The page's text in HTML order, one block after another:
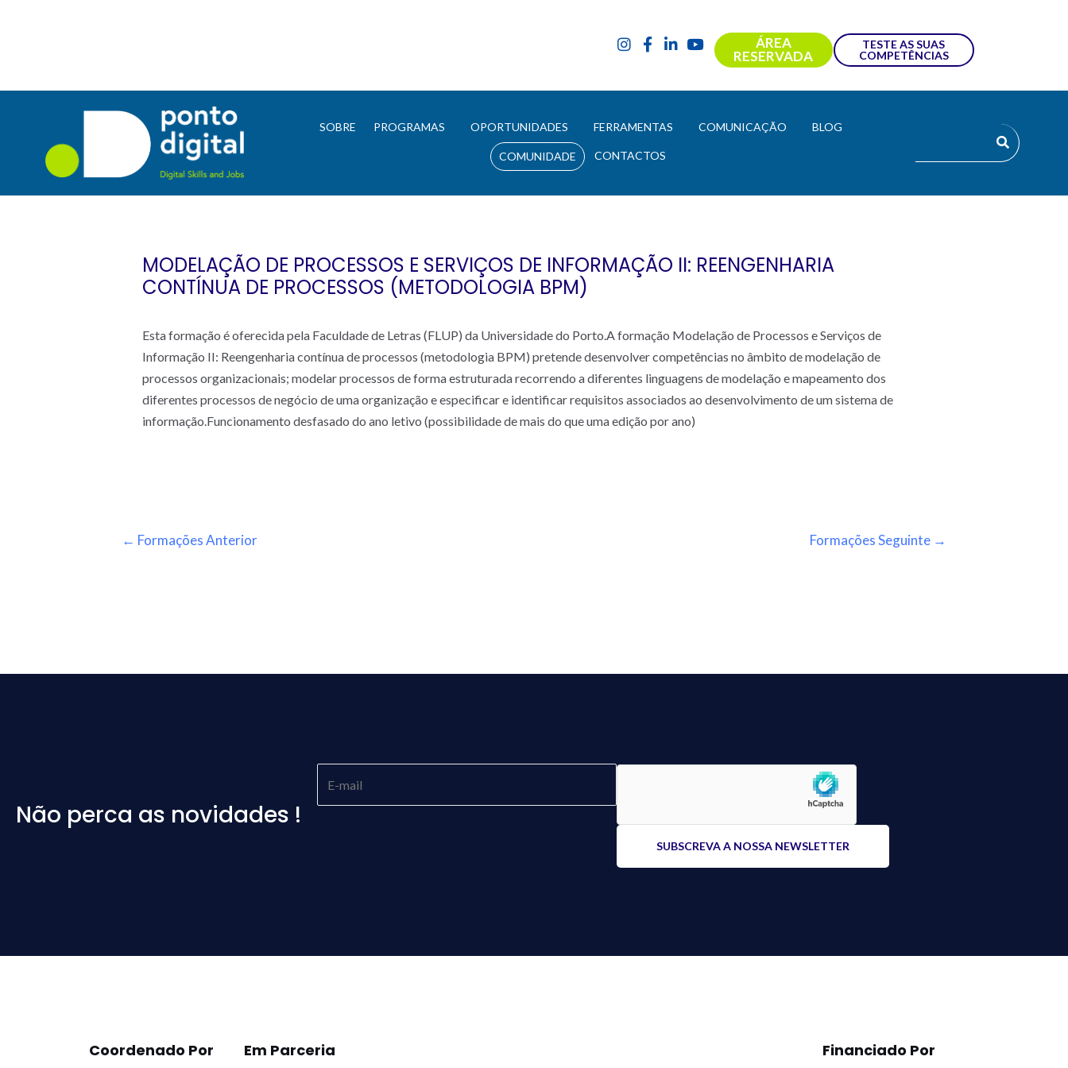
ÁREA
RESERVADA
TESTE AS SUAS
COMPETÊNCIAS
SOBRE PROGRAMAS OPORTUNIDADES FERRAMENTAS COMUNICAÇÃO BLOG
COMUNIDADE CONTACTOS
MODELAÇÃO DE PROCESSOS E SERVIÇOS DE INFORMAÇÃO II: REENGENHARIA
CONTÍNUA DE PROCESSOS (METODOLOGIA BPM)
Esta formação é oferecida pela Faculdade de Letras (FLUP) da Universidade do Porto.A formação Modelação de Processos e Serviços de
Informação II: Reengenharia contínua de processos (metodologia BPM) pretende desenvolver competências no âmbito de modelação de
processos organizacionais; modelar processos de forma estruturada recorrendo a diferentes linguagens de modelação e mapeamento dos
diferentes processos de negócio de uma organização e especificar e identificar requisitos associados ao desenvolvimento de um sistema de
informação.Funcionamento desfasado do ano letivo (possibilidade de mais do que uma edição por ano)
← Formações Anterior Formações Seguinte →
Não perca as novidades !
Coordenado Por Em Parceria Financiado Por